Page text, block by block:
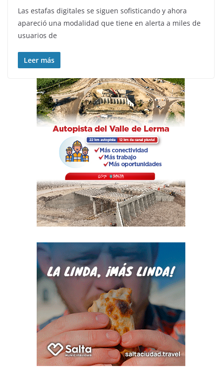
Las estafas digitales se siguen sofisticando y ahora
apareció una modalidad que tiene en alerta a miles de
usuarios de
Leer más